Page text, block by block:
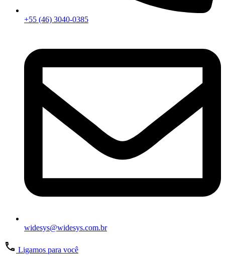
+55 (46) 3040-0385
widesys@widesys.com.br
Ligamos para você